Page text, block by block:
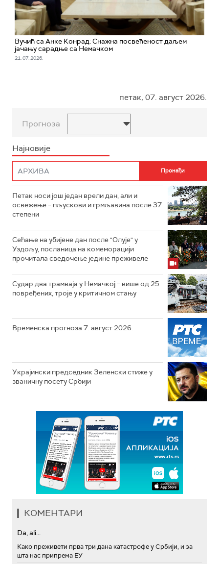
Вучић са Анке Конрад: Снажна посвећеност даљем
јачању сарадње са Немачком
21. 07. 2026.
петак, 07. август 2026.
Прогноза
Најновије
Петак носи још један врели дан, али и
освежење – пљускови и грмљавина после 37
степени
Сећање на убијене дан после "Олује" у
Уздољу, посланица на комеморацији
прочитала сведочење једине преживеле
Судар два трамваја у Немачкој – више од 25
повређених, троје у критичном стању
Временска прогноза 7. август 2026.
Украјински председник Зеленски стиже у
званичну посету Србији
КОМЕНТАРИ
Da, ali...
Како преживети прва три дана катастрофе у Србији, и за
шта нас припрема ЕУ